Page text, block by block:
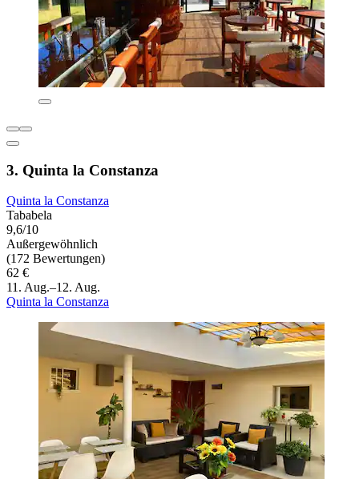
3. Quinta la Constanza
Quinta la Constanza
Tababela
9,6/10
Außergewöhnlich
(172 Bewertungen)
62 €
11. Aug.–12. Aug.
Quinta la Constanza